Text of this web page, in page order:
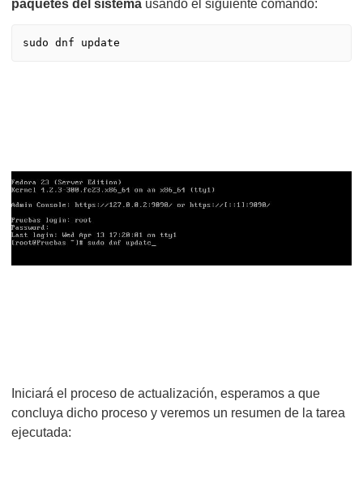
paquetes del sistema usando el siguiente comando:
sudo dnf update
Iniciará el proceso de actualización, esperamos a que
concluya dicho proceso y veremos un resumen de la tarea
ejecutada: